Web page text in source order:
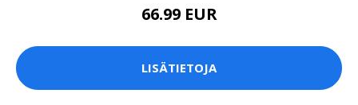
66.99 EUR
LISÄTIETOJA